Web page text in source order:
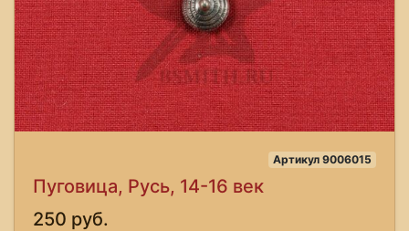
Артикул 9006015
Пуговица, Русь, 14-16 век
250 руб.